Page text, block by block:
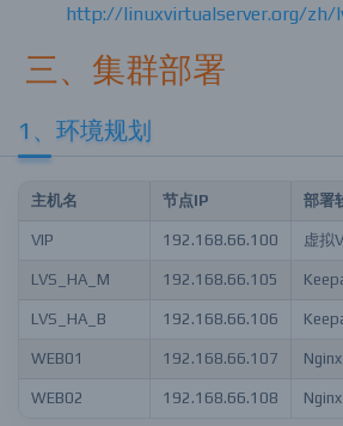
http://linuxvirtualserver.org/zh/
三、集群部署
1、环境规划
主机名 节点IP 部署
VIP 192.168.66.100 虚拟
LVS_HA_M 192.168.66.105
LVS_HA_B 192.168.66.106
WEB01 192.168.66.107
WEB02 192.168.66.108